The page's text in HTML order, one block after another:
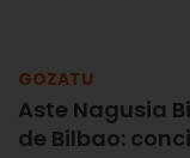
GOZATU
Aste Nagusia
de Bilbao: